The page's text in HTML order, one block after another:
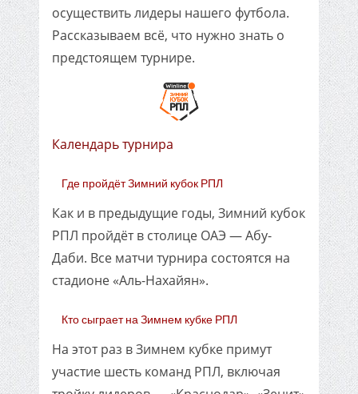
осуществить лидеры нашего футбола.
Рассказываем всё, что нужно знать о
предстоящем турнире.
Календарь турнира
Где пройдёт Зимний кубок РПЛ
Как и в предыдущие годы, Зимний кубок
РПЛ пройдёт в столице ОАЭ — Абу-
Даби. Все матчи турнира состоятся на
стадионе «Аль-Нахайян».
Кто сыграет на Зимнем кубке РПЛ
На этот раз в Зимнем кубке примут
участие шесть команд РПЛ, включая